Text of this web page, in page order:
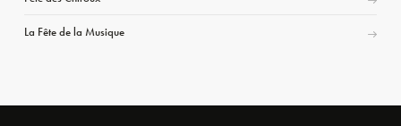
La Fête de la Musique